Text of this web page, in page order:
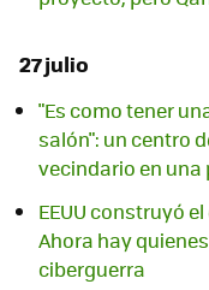
27 julio
"Es como tener
salón": un centro
vecindario en una
EEUU construyó
Ahora hay
ciberguerra